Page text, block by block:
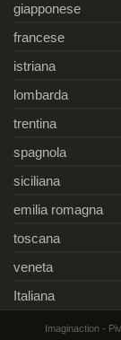
giapponese
francese
istriana
lombarda
trentina
spagnola
siciliana
emilia romagna
toscana
veneta
Italiana
Imaginaction -